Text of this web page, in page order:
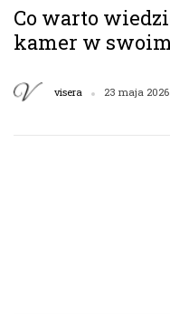
Co warto
kamer w
visera 23 maja 2026